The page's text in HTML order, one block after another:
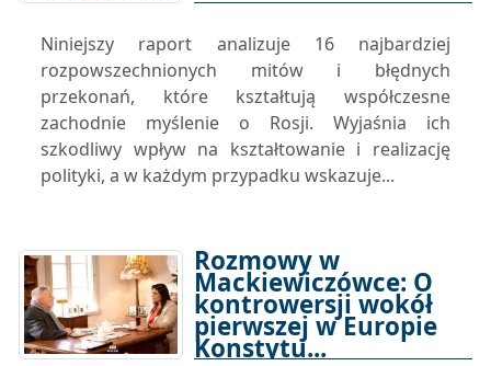
Niniejszy raport analizuje 16 najbardziej
rozpowszechnionych mitów i błędnych
przekonań, które kształtują współczesne
zachodnie myślenie o Rosji. Wyjaśnia ich
szkodliwy wpływ na kształtowanie i realizację
polityki, a w każdym przypadku wskazuje...
Rozmowy w
Mackiewiczówce: O
kontrowersji wokół
pierwszej w Europie
Konstytu...